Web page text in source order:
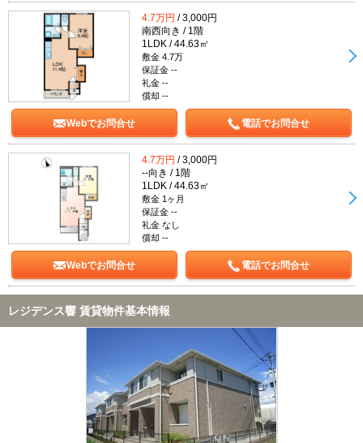
4.7万円 / 3,000円
南西向き / 1階
1LDK / 44.63㎡
敷金 4.7万
保証金 --
礼金 --
償却 --
Webでお問合せ 電話でお問合せ
4.7万円 / 3,000円
--向き / 1階
1LDK / 44.63㎡
敷金 1ヶ月
保証金 --
礼金 なし
償却 --
Webでお問合せ 電話でお問合せ
レジデンス響 賃貸物件基本情報